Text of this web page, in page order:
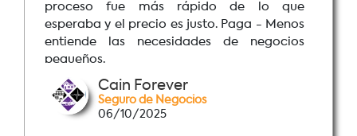
una buena póliza. El agente me explicó qué
cubría cada opción sin presionarme. Los
pagos mensuales están dentro de mi
presupuesto.
Vick Anderson
Seguros de Negocios
09/12/2025